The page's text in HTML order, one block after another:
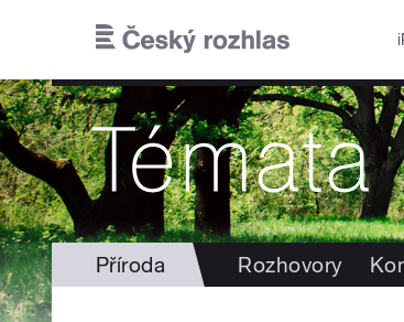
Příroda Rozhovory